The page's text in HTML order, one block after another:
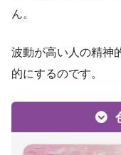
ん。
波動が高い人の精神
的にするのです。